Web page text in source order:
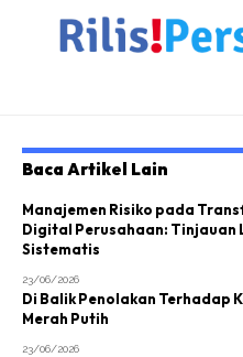
Baca Artikel Lain
Manajemen Risiko pada
Digital Perusahaan:
Sistematis
23/06/2026
Di Balik Penolakan Terhadap
Merah Putih
23/06/2026